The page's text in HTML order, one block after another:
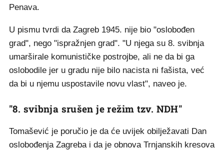
Penava.
U pismu tvrdi da Zagreb 1945. nije bio "oslobođen
grad", nego "ispražnjen grad". "U njega su 8. svibnja
umarširale komunističke postrojbe, ali ne da bi ga
oslobodile jer u gradu nije bilo nacista ni fašista, već
da bi u njemu uspostavile novu vlast", naveo je.
"8. svibnja srušen je režim tzv. NDH"
Tomašević je poručio je da će uvijek obilježavati Dan
oslobođenja Zagreba i da je obnova Trnjanskih kresova